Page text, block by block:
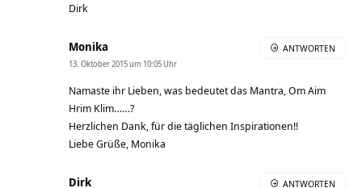
Dirk
Monika
13. Oktober 2015 um 10:05 Uhr
Namaste ihr Lieben, was bedeutet das Mantra, Om Aim
Hrim Klim……?
Herzlichen Dank, für die täglichen Inspirationen!!
Liebe Grüße, Monika
ANTWORTEN
Dirk ANTWORTEN